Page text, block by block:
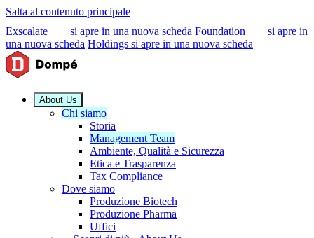
Salta al contenuto principale
Exscalate
si apre in una nuova scheda Foundation
si apre in
una nuova scheda Holdings si apre in una nuova scheda
About Us
Chi siamo
Storia
Management Team
Ambiente, Qualità e Sicurezza
Etica e Trasparenza
Tax Compliance
Dove siamo
Produzione Biotech
Produzione Pharma
Uffici